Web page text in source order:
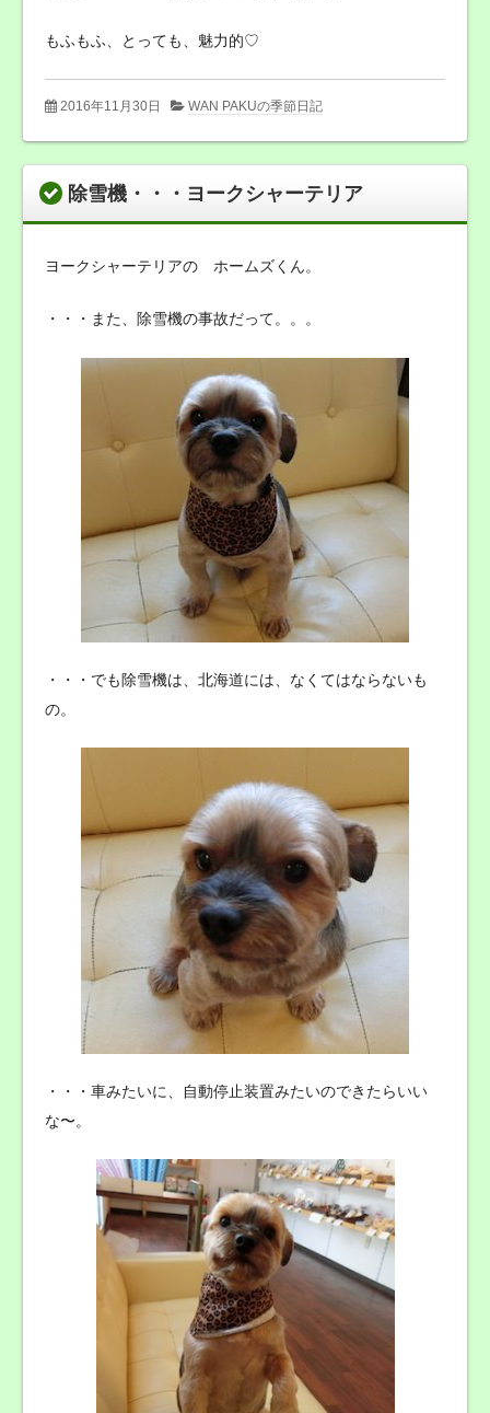
もふもふ、とっても、魅力的♡
2016年11月30日 WAN PAKUの季節日記
除雪機・・・ヨークシャーテリア
ヨークシャーテリアの ホームズくん。
・・・また、除雪機の事故だって。。。
・・・でも除雪機は、北海道には、なくてはならないも
の。
・・・車みたいに、自動停止装置みたいのできたらいい
な〜。